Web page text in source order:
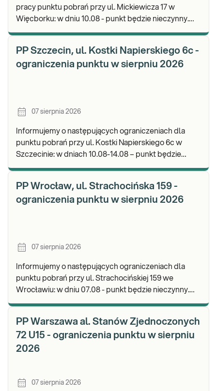
pracy punktu pobrań przy ul. Mickiewicza 17 w
Więcborku: w dniu 10.08 - punkt będzie nieczynny.
PP Szczecin, ul. Kostki Napierskiego 6c -
ograniczenia punktu w sierpniu 2026
07 sierpnia 2026
Informujemy o następujących ograniczeniach dla
punktu pobrań przy ul. Kostki Napierskiego 6c w
Szczecinie: w dniach 10.08-14.08 – punkt będzie
PP Wrocław, ul. Strachocińska 159 -
ograniczenia punktu w sierpniu 2026
07 sierpnia 2026
Informujemy o następujących ograniczeniach dla
punktu pobrań przy ul. Strachocińskiej 159 we
Wrocławiu: w dniu 07.08 - punkt będzie nieczynny.
PP Warszawa al. Stanów Zjednoczonych
72 U15 - ograniczenia punktu w sierpniu
2026
07 sierpnia 2026